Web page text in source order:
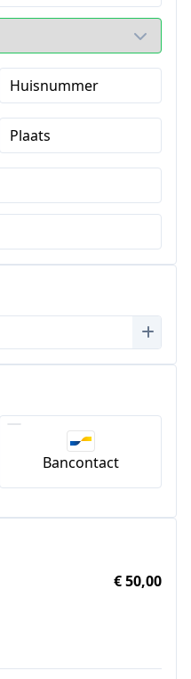
Huisnummer
Plaats
Bancontact
€ 50,00